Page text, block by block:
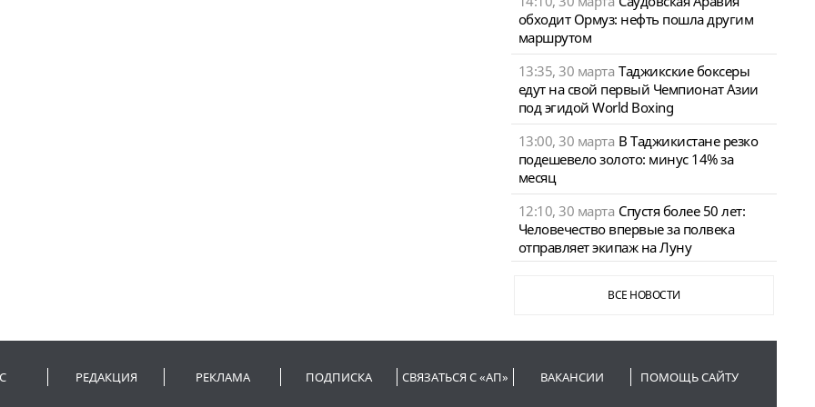
обходит Ормуз: нефть пошла другим
маршрутом
13:35, 30 марта Таджикские боксеры
едут на свой первый Чемпионат Азии
под эгидой World Boxing
13:00, 30 марта В Таджикистане резко
подешевело золото: минус 14% за
месяц
12:10, 30 марта Спустя более 50 лет:
Человечество впервые за полвека
отправляет экипаж на Луну
ВСЕ НОВОСТИ
РЕДАКЦИЯ РЕКЛАМА ПОДПИСКА СВЯЗАТЬСЯ С «АП» ВАКАНСИИ ПОМОЩЬ САЙТУ